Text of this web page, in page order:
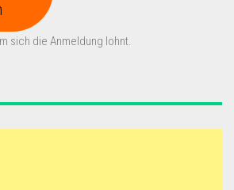
sich die Anmeldung lohnt.